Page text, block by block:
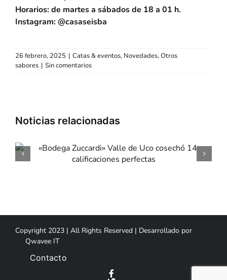
Horarios: de martes a sábados de 18 a 01 h.
Instagram:@casaseisba
26 febrero, 2025 | Catas & eventos, Novedades,Otros
sabores | Sin comentarios
«Dia de la Niñez»
«Mondongo &
Copyright 2023 | All Rights Reserved | Desarrollado por
Qwavee IT
Contacto